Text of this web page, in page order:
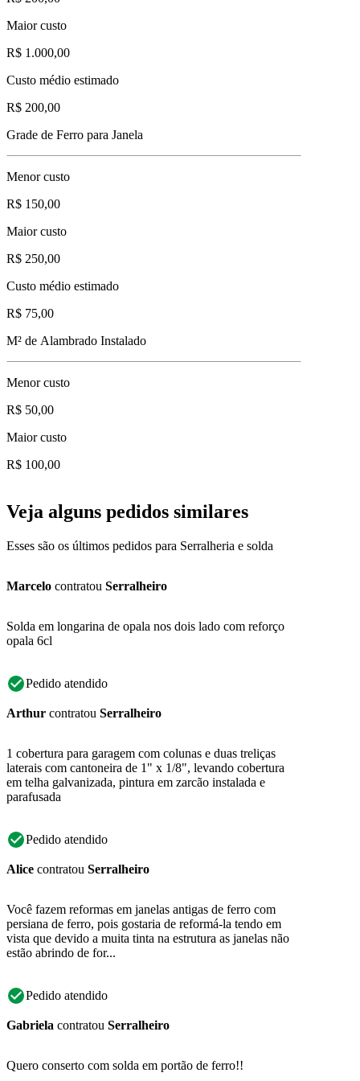
Maior custo
R$ 1.000,00
Custo médio estimado
R$ 200,00
Grade de Ferro para Janela
Menor custo
R$ 150,00
Maior custo
R$ 250,00
Custo médio estimado
R$ 75,00
M² de Alambrado Instalado
Menor custo
R$ 50,00
Maior custo
R$ 100,00
Veja alguns pedidos similares
Esses são os últimos pedidos para Serralheria e solda
Marcelo contratou Serralheiro
Solda em longarina de opala nos dois lado com reforço
opala 6cl
Pedido atendido
Arthur contratou Serralheiro
1 cobertura para garagem com colunas e duas treliças
laterais com cantoneira de 1" x 1/8", levando cobertura
em telha galvanizada, pintura em zarcão instalada e
parafusada
Pedido atendido
Alice contratou Serralheiro
Você fazem reformas em janelas antigas de ferro com
persiana de ferro, pois gostaria de reformá-la tendo em
vista que devido a muita tinta na estrutura as janelas não
estão abrindo de for...
Pedido atendido
Gabriela contratou Serralheiro
Quero conserto com solda em portão de ferro!!